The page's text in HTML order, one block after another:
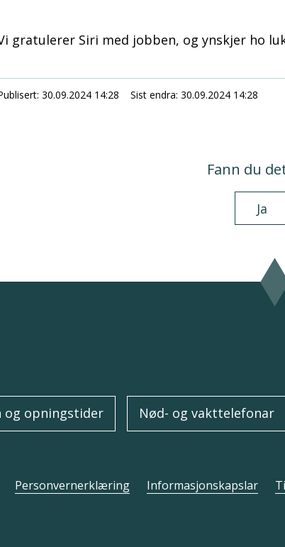
gratulerer Siri med jobben, og ynskjer ho
30.09.2024 14:28 Sist endra 30.09.2024 14:28
Fann du
Ja
og opningstider Nød- og vakttelefonar
Personvernerklæring Informasjonskapslar